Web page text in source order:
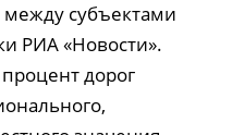
субъектами
РИА «Новости».
дорог